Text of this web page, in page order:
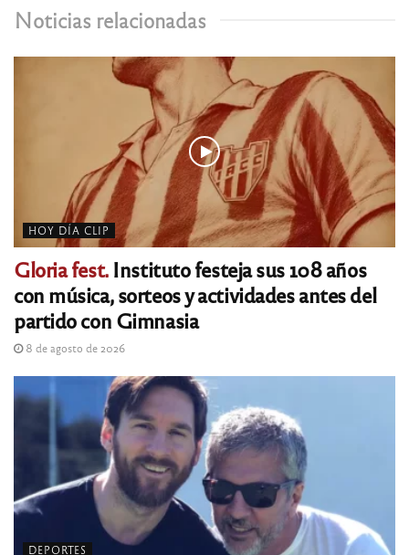
Noticias relacionadas
HOY DÍA CLIP
Gloria fest.Instituto festeja sus 108 años
con música, sorteos y actividades antes del
partido con Gimnasia
8 de agosto de 2026
DEPORTES